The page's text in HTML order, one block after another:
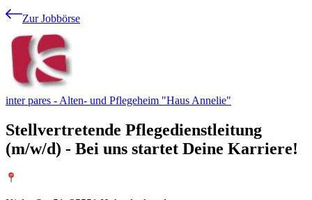
Zur Jobbörse
inter pares - Alten- und Pflegeheim "Haus Annelie"
Stellvertretende Pflegedienstleitung
(m/w/d) - Bei uns startet Deine Karriere!